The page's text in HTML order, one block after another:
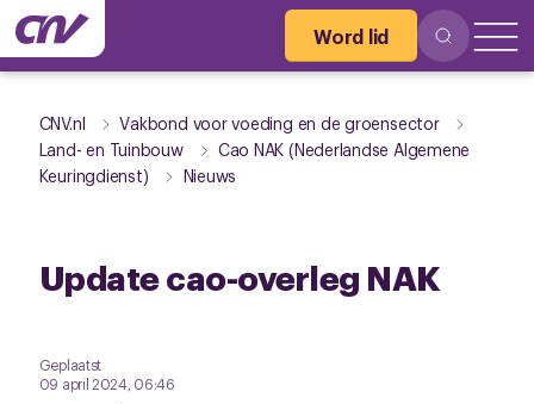
Word lid
CNV.nl
Vakbond voor voeding en de groensector
Land- en Tuinbouw
Cao NAK (Nederlandse Algemene
Keuringdienst)
Nieuws
Update cao-overleg NAK
Geplaatst
09 april 2024, 06:46